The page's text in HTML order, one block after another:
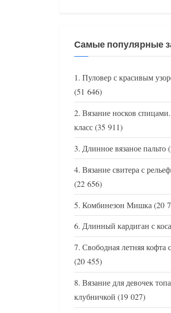
Самые популярные
Пуловер с красивым
(51 646)
Вязание носков
класс(35 911)
Длинное вязаное пальто
Вязание свитера с
(22 656)
Комбинезон Мишка(20
Длинный кардиган с
Свободная летняя кофта
(20 455)
Вязание для девочек
клубничкой (19 027)